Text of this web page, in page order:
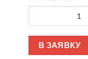
В ЗАЯВКУ